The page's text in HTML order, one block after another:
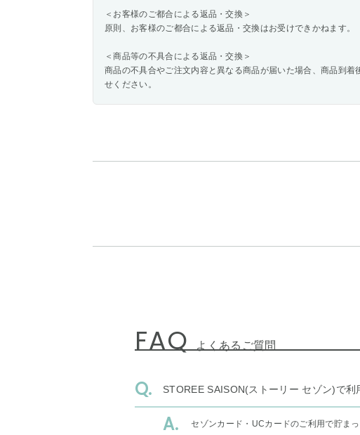
＜お客様のご都合による返品・交換＞
原則、お客様のご都合による返品・交換はお受けできかねます。
＜商品等の不具合による返品・交換＞
商品の不具合やご注文内容と異なる商品が届いた場合、商品到
せください。
FAQ よくあるご質問
STOREE SAISON(ストーリー セゾン)で
セゾンカード・UCカードのご利用で貯ま